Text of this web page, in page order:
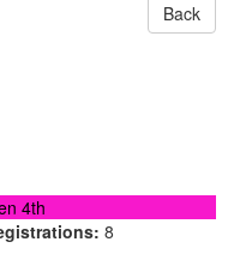
Back
4th
8